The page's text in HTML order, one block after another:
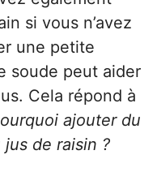
si vous n’avez
une petite
soude peut aider
Cela répond à
ajouter du
de raisin ?